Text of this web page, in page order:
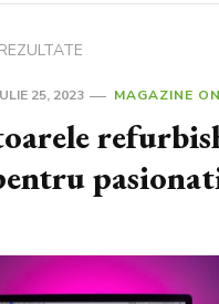
25, 2023 MAGAZINE